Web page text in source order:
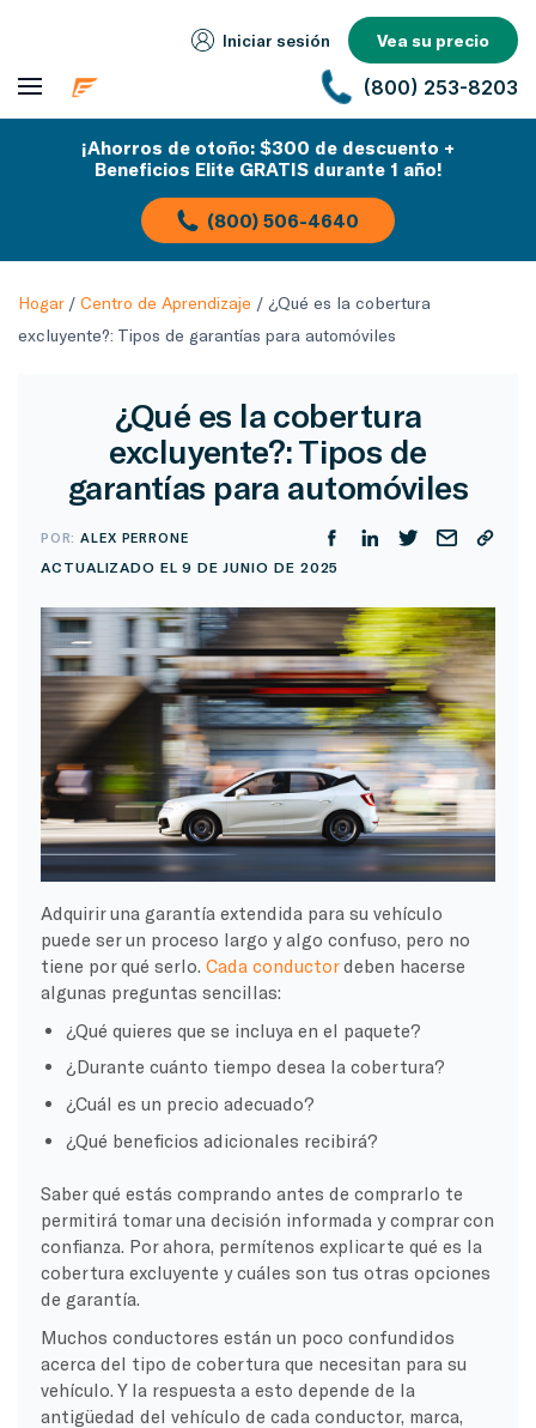
Iniciar sesión Vea su precio
(800) 253-8203
¡Ahorros de otoño: $300 de descuento +
Beneficios Elite GRATIS durante 1 año!
(800) 506-4640
Hogar/ Centro de Aprendizaje / ¿Qué es la cobertura
excluyente?: Tipos de garantías para automóviles
¿Qué es la cobertura
excluyente?: Tipos de
garantías para automóviles
POR:ALEX PERRONE
ACTUALIZADO EL 9 DE JUNIO DE 2025
Adquirir una garantía extendida para su vehículo
puede ser un proceso largo y algo confuso, pero no
tiene por qué serlo. Cada conductordeben hacerse
algunas preguntas sencillas:
¿Qué quieres que se incluya en el paquete?
¿Durante cuánto tiempo desea la cobertura?
¿Cuál es un precio adecuado?
¿Qué beneficios adicionales recibirá?
Saber qué estás comprando antes de comprarlo te
permitirá tomar una decisión informada y comprar con
confianza. Por ahora, permítenos explicarte qué es la
cobertura excluyente y cuáles son tus otras opciones
de garantía.
Muchos conductores están un poco confundidos
acerca del tipo de cobertura que necesitan para su
vehículo. Y la respuesta a esto depende de la
antigüedad del vehículo de cada conductor, marca,